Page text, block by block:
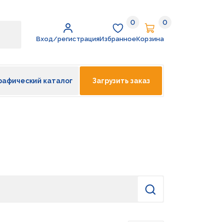
Вход/регистрация
Избранное
0
Избранное
Корзина
0
Корзина
каталог Загрузить заказ
Найти